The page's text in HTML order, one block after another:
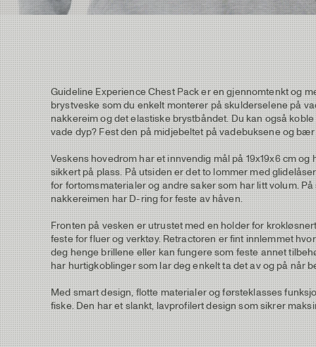
Guideline Experience Chest Pack er en gjennomtenkt og
brystveske som du enkelt monterer på skulderselene på
nakkereim og det elastiske brystbåndet. Du kan også
vade dyp? Fest den på midjebeltet på vadebuksene og
Veskens hovedrom har et innvendig mål på 19x19x6 cm
sikkert på plass. På utsiden er det to lommer med
for fortomsmaterialer og andre saker som har litt volum.
nakkereimen har D-ring for feste av håven.
Fronten på vesken er utrustet med en holder for
feste for fluer og verktøy. Retractoren er fint innlemmet
deg henge brillene eller kan fungere som feste annet
har hurtigkoblinger som lar deg enkelt ta det av og på når
Med smart design, flotte materialer og førsteklasses
fiske. Den har et slankt, lavprofilert design som sikrer